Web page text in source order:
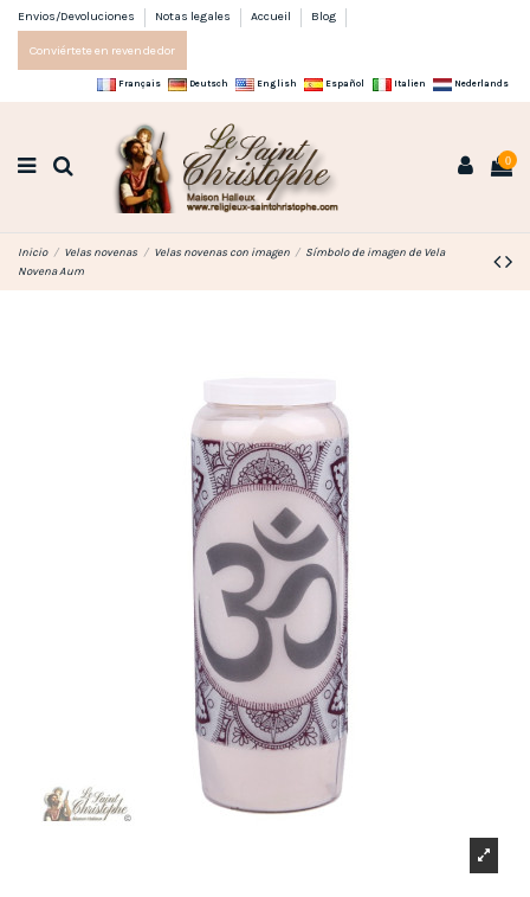
Envios/Devoluciones Notas legales Accueil Blog
Conviértete en revendedor
Français Deutsch English Español Italien Nederlands
0
Inicio Velas novenas Velas novenas con imagen
Símbolo de imagen de Vela
Novena Aum